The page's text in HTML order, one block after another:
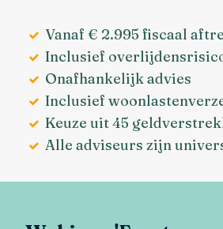
Vanaf € 2.995 fiscaal
Inclusief
Onafhankelijk advies
Inclusief
Keuze uit 45
Alle adviseurs zijn